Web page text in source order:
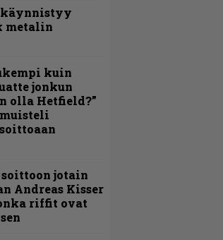
käynnistyy
metalin
kuin
jonkun
olla Hetfield?”
muisteli
soittoon jotain
Andreas Kisser
riffit ovat